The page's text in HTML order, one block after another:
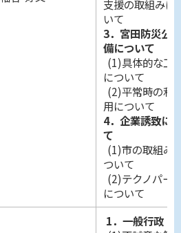
支援の取組みに
いて
3．宮田防災公
備について
(1)具体的な工
について
(2)平常時の利
用について
4．企業誘致に
て
(1)市の取組み
ついて
(2)テクノパー
について
1．一般行政